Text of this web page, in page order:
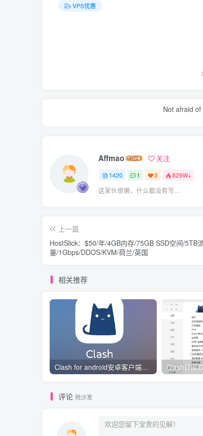
VPS优惠
Not afraid
Affmao 关注
1420 1 3 829W+
这家伙很懒，什么都没有写...
上一篇
HostSlick：$50/年/4GB内存/75GB SSD空间/5TB
量/1Gbps/DDOS/KVM/荷兰/英国
相关推荐
Clash for android安卓客户端保姆级新手使用教程
评论 抢沙发